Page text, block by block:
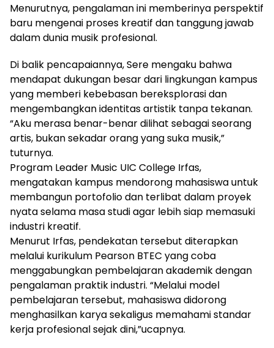
Menurutnya, pengalaman ini memberinya perspektif
baru mengenai proses kreatif dan tanggung jawab
dalam dunia musik profesional.
Di balik pencapaiannya, Sere mengaku bahwa
mendapat dukungan besar dari lingkungan kampus
yang memberi kebebasan bereksplorasi dan
mengembangkan identitas artistik tanpa tekanan.
“Aku merasa benar-benar dilihat sebagai seorang
artis, bukan sekadar orang yang suka musik,”
tuturnya.
Program Leader Music UIC College Irfas,
mengatakan kampus mendorong mahasiswa untuk
membangun portofolio dan terlibat dalam proyek
nyata selama masa studi agar lebih siap memasuki
industri kreatif.
Menurut Irfas, pendekatan tersebut diterapkan
melalui kurikulum Pearson BTEC yang coba
menggabungkan pembelajaran akademik dengan
pengalaman praktik industri. “Melalui model
pembelajaran tersebut, mahasiswa didorong
menghasilkan karya sekaligus memahami standar
kerja profesional sejak dini,”ucapnya.